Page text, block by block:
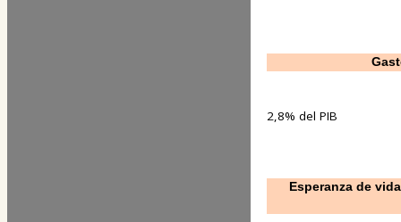
2,8% del PIB
Esperanza de